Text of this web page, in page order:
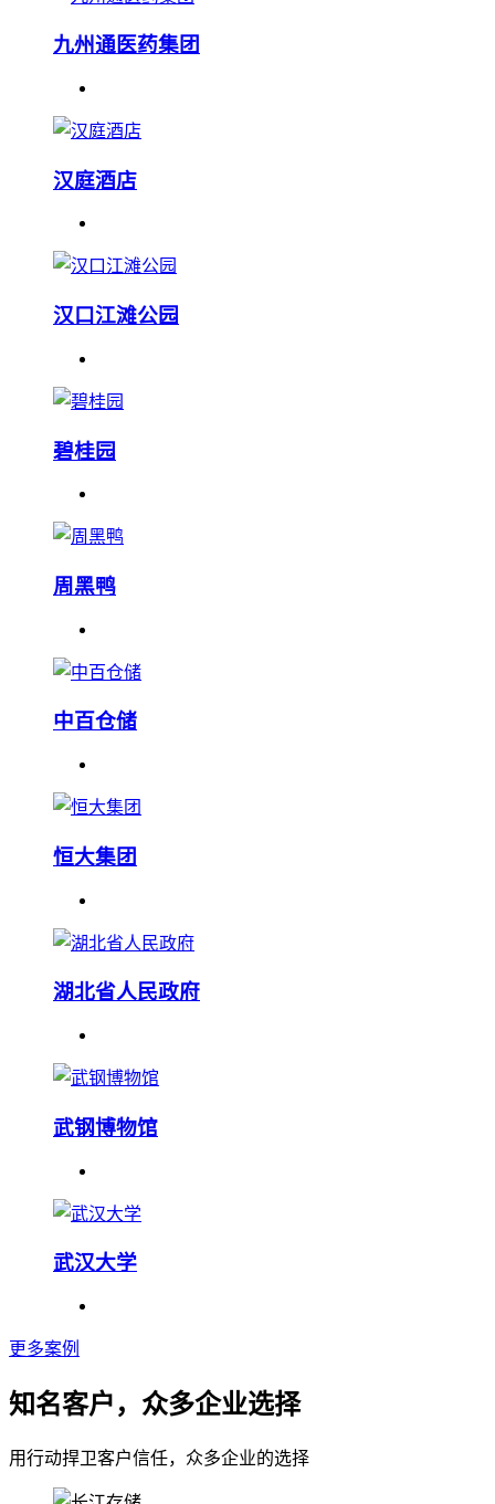
九州通医药集团
汉庭酒店
汉口江滩公园
碧桂园
周黑鸭
中百仓储
恒大集团
湖北省人民政府
武钢博物馆
武汉大学
更多案例
知名客户，众多企业选择
用行动捍卫客户信任，众多企业的选择